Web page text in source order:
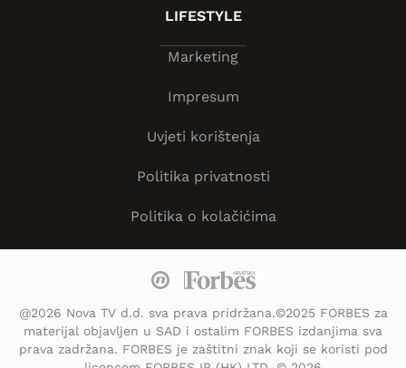
LIFESTYLE
Marketing
Impresum
Uvjeti korištenja
Politika privatnosti
Politika o kolačićima
@2026 Nova TV d.d. sva prava pridržana.©2025 FORBES za
materijal objavljen u SAD i ostalim FORBES izdanjima sva
prava zadržana. FORBES je zaštitni znak koji se koristi pod